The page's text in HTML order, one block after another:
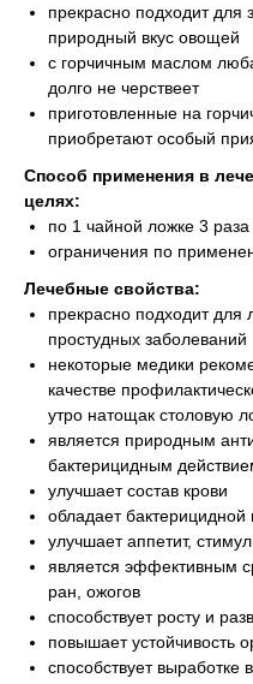
прекрасно подходит для
природный вкус овощей
с горчичным маслом
долго не черствеет
приготовленные на
приобретают особый
Способ применения в
целях:
по 1 чайной ложке 3 раза
ограничения по
Лечебные свойства:
прекрасно подходит для
простудных заболеваний
некоторые медики
качестве
утро натощак столовую
является природным
бактерицидным
улучшает состав крови
обладает бактерицидной
улучшает аппетит,
является эффективным
ран, ожогов
способствует росту и
повышает устойчивость
способствует выработке